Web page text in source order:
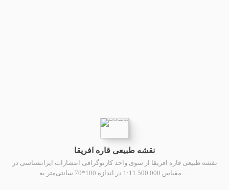
نقشه طبیعی قاره افریقا
نقشه طبیعی قاره افریقا از سوی واحد کارتوگرافی انتشارات ایرانشناسی در